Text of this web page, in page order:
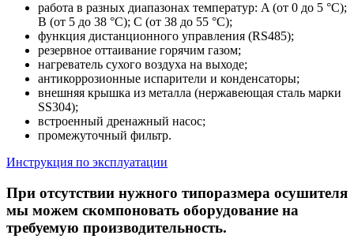
работа в разных диапазонах температур: A (от 0 до 5 °C);
В (от 5 до 38 °C); С (от 38 до 55 °C);
функция дистанционного управления (RS485);
резервное оттаивание горячим газом;
нагреватель сухого воздуха на выходе;
антикоррозионные испарители и конденсаторы;
внешняя крышка из металла (нержавеющая сталь марки
SS304);
встроенный дренажный насос;
промежуточный фильтр.
Инструкция по эксплуатации
При отсутствии нужного типоразмера осушителя
мы можем скомпоновать оборудование на
требуемую производительность.